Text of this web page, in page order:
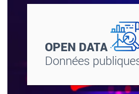
OPEN DATA
Données